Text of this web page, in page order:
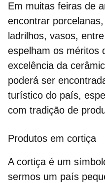
Em muitas feiras de
encontrar
ladrilhos, vasos,
espelham os méritos
excelência da
poderá ser
turístico do país,
com tradição de
Produtos em cortiça
A cortiça é um
sermos um país